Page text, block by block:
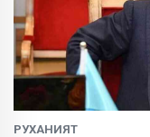
РУХАНИЯТ